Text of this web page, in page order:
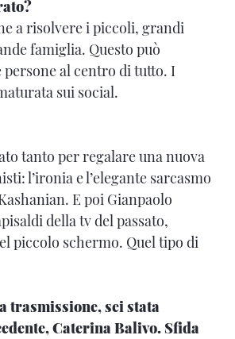
a risolvere i piccoli, grandi
famiglia. Questo può
al centro di tutto. I
sui social.
tanto per regalare una nuova
l’ironia e l’elegante sarcasmo
E poi Gianpaolo
della tv del passato,
piccolo schermo. Quel tipo di
trasmissione, sei stata
Caterina Balivo. Sfida